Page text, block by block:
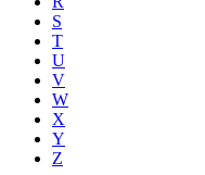
S
T
U
V
W
X
Y
Z